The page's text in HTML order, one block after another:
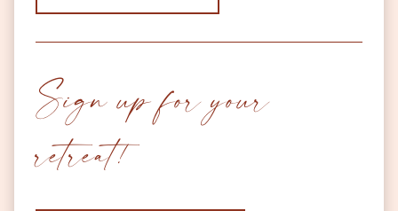
Sign up for your
retreat!